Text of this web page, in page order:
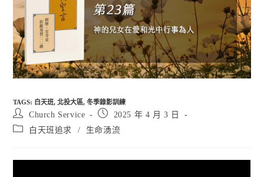
TAGS: 白天班, 北投大區, 冬季錄影訓練
Post
author:
Church Service
Post
published:
2025 年 4 月 3 日
Post
白天班追求 / 生命湧流